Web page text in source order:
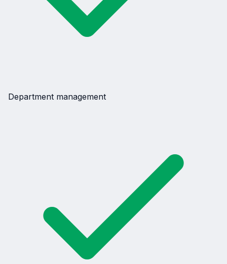
Department management